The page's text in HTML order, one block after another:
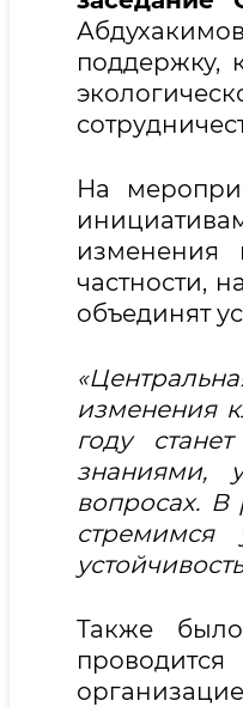
поддержку,
На
изменения
частности,
объединят
изменения
году
знаниями,
вопросах.
стремимся
Также